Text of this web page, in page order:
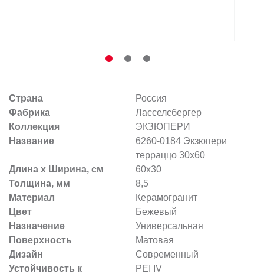
Страна
Россия
Фабрика
Ласселсбергер
Коллекция
ЭКЗЮПЕРИ
Название
6260-0184 Экзюпери
терраццо 30х60
Длина х Ширина, см
60x30
Толщина, мм
8,5
Материал
Керамогранит
Цвет
Бежевый
Назначение
Универсальная
Поверхность
Матовая
Дизайн
Современный
Устойчивость к
PEI IV